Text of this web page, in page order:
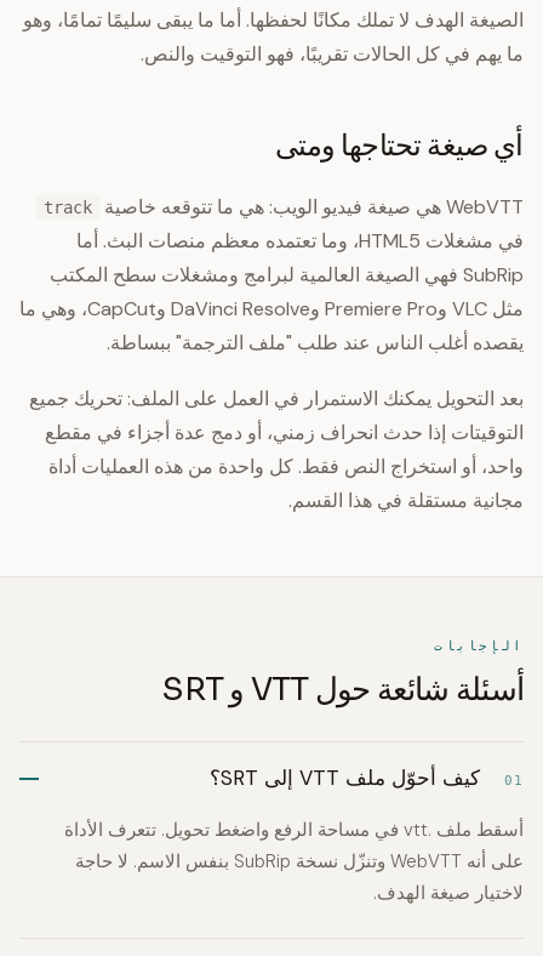
الصيغة الهدف لا تملك مكانًا لحفظها. أما ما يبقى سليمًا تمامًا، وهو
ما يهم في كل الحالات تقريبًا، فهو التوقيت والنص.
أي صيغة تحتاجها ومتى
WebVTT هي صيغة فيديو الويب: هي ما تتوقعه خاصية track
في مشغلات HTML5، وما تعتمده معظم منصات البث. أما
SubRip فهي الصيغة العالمية لبرامج ومشغلات سطح المكتب
مثل VLC وPremiere Pro وDaVinci Resolve وCapCut، وهي ما
يقصده أغلب الناس عند طلب "ملف الترجمة" ببساطة.
بعد التحويل يمكنك الاستمرار في العمل على الملف: تحريك جميع
التوقيتات إذا حدث انحراف زمني، أو دمج عدة أجزاء في مقطع
واحد، أو استخراج النص فقط. كل واحدة من هذه العمليات أداة
مجانية مستقلة في هذا القسم.
الإجابات
أسئلة شائعة حول VTT و SRT
01 كيف أحوّل ملف VTT إلى SRT؟
أسقط ملف .vtt في مساحة الرفع واضغط تحويل. تتعرف الأداة
على أنه WebVTT وتنزّل نسخة SubRip بنفس الاسم. لا حاجة
لاختيار صيغة الهدف.